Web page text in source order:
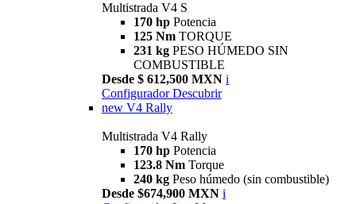
Multistrada V4 S
170 hp Potencia
125 Nm TORQUE
231 kg PESO HÚMEDO SIN
COMBUSTIBLE
Desde $ 612,500 MXN i
Configurador Descubrir
new V4 Rally
Multistrada V4 Rally
170 hp Potencia
123.8 Nm Torque
240 kg Peso húmedo (sin combustible)
Desde $674,900 MXN i